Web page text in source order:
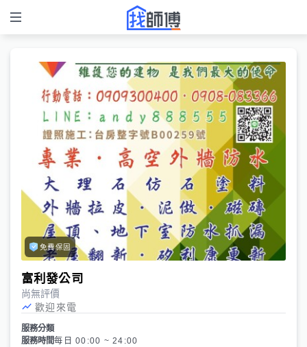
免費保固
富利發公司
尚無評價
歡迎來電
服務分類
服務時間每日 00:00 ~ 24:00